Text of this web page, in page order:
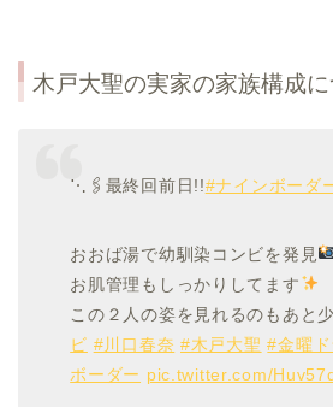
木戸大聖の実家の家族構成
⋱🖇最終回前日!!#ナインボーダ
おおば湯で幼馴染コンビを発見
お肌管理もしっかりしてます
この２人の姿を見れるのもあと
ビ #川口春奈 #木戸大聖 #金曜ド
ボーダー pic.twitter.com/